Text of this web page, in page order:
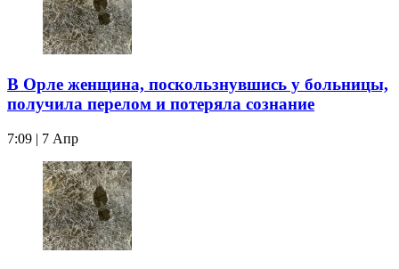
В Орле женщина, поскользнувшись у больницы,
получила перелом и потеряла сознание
7:09 | 7 Апр